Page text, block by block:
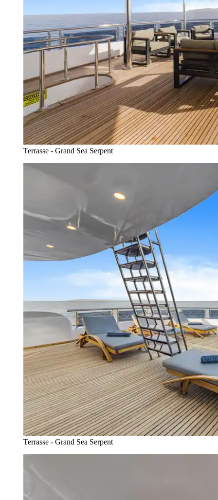
Terrasse - Grand Sea Serpent
Terrasse - Grand Sea Serpent